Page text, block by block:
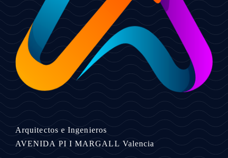
Arquitectos e Ingenieros
AVENIDA PI I MARGALL Valencia